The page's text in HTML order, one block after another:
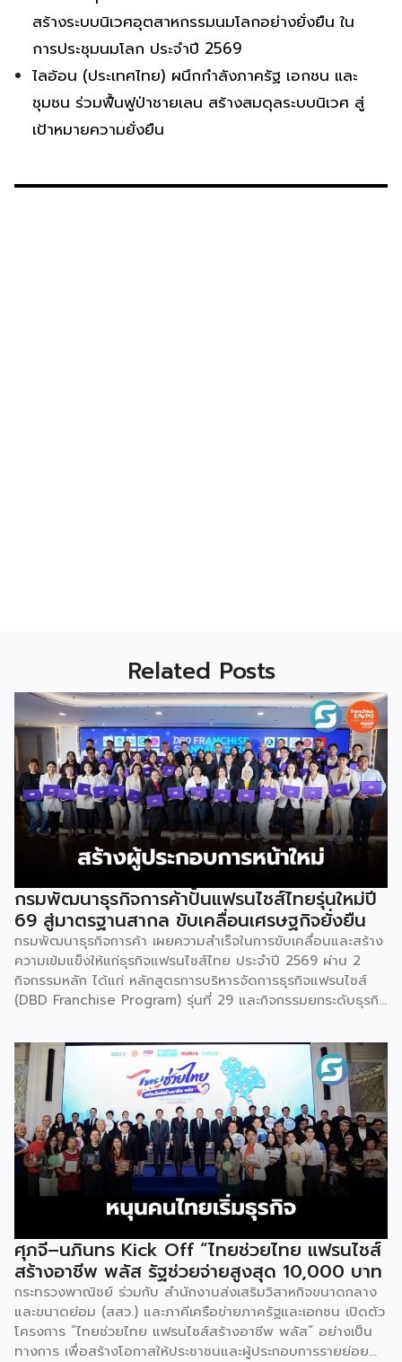
สร้างระบบนิเวศอุตสาหกรรมนมโลกอย่างยั่งยืน ใน
การประชุมนมโลก ประจำปี 2569
ไลอ้อน (ประเทศไทย) ผนึกกำลังภาครัฐ เอกชน และ
ชุมชน ร่วมฟื้นฟูป่าชายเลน สร้างสมดุลระบบนิเวศ สู่
เป้าหมายความยั่งยืน
Related Posts
กรมพัฒนาธุรกิจการค้าปั้นแฟรนไชส์ไทยรุ่นใหม่ปี
69 สู่มาตรฐานสากล ขับเคลื่อนเศรษฐกิจยั่งยืน
กรมพัฒนาธุรกิจการค้า เผยความสำเร็จในการขับเคลื่อนและสร้าง
ความเข้มแข็งให้แก่ธุรกิจแฟรนไชส์ไทย ประจำปี 2569 ผ่าน 2
กิจกรรมหลัก ได้แก่ หลักสูตรการบริหารจัดการธุรกิจแฟรนไชส์
(DBD Franchise Program) รุ่นที่ 29 และกิจกรรมยกระดับธุรกิจ
(Franchise Standard) มุ่งเป้าบ่มเพาะศักยภาพผู้ประกอบการราย
ใหม่ พร้อมการันตีคุณภาพมาตรฐานเพื่อสร้างความเชี่ยวชาญและ
ความน่าเชื่อถือในตลาดโลก นายพูนพงษ์ นัยนาภากรณ์ อธิบดี
กรมพัฒนาธุรกิจการค้า กระทรวงพาณิชย์ เปิดเผยภายหลังเป็น
ประธานมอบประกาศนียบัตรแก่ผู้ประกอบการแฟรนไชส์ใน 2
กิจกรรมว่า “ขอแสดงความยินดีกับทุกกิจการที่ได้รับ
ประกาศนียบัตรในวันนี้ (วันพุธที่ 15 กรกฎาคม 2569) โดย
กิจกรรมแรกเป็นการอบรมหลักสูตรการบริหารจัดการธุรกิจแฟรน
ไชส์ (DBD Franchise Program: DBD-FP) รุ่นที่ 29 ซึ่งเป็น
หลักสูตรระยะยาวที่จัดขึ้นตั้งแต่วันที่ 3 ธันวาคม 2568 – วันที่ 2
เมษายน 2569 รวม 23 วัน โดยได้รับเกียรติจากวิทยากรผู้ทรง
คุณวุฒิจากภาครัฐ ภาคเอกชน และสถาบันการศึกษา ที่มาร่วมบ่ม
เพาะความรู้เชิงปฏิบัติการให้แก่ผู้ประกอบธุรกิจแฟรนไชส์อย่างเข้ม
ข้นรวม […]
ศุภจี–นภินทร Kick Off “ไทยช่วยไทย แฟรนไชส์
สร้างอาชีพ พลัส รัฐช่วยจ่ายสูงสุด 10,000 บาท
กระทรวงพาณิชย์ ร่วมกับ สำนักงานส่งเสริมวิสาหกิจขนาดกลาง
และขนาดย่อม (สสว.) และภาคีเครือข่ายภาครัฐและเอกชน เปิดตัว
โครงการ “ไทยช่วยไทย แฟรนไชส์สร้างอาชีพ พลัส” อย่างเป็น
ทางการ เพื่อสร้างโอกาสให้ประชาชนและผู้ประกอบการรายย่อย